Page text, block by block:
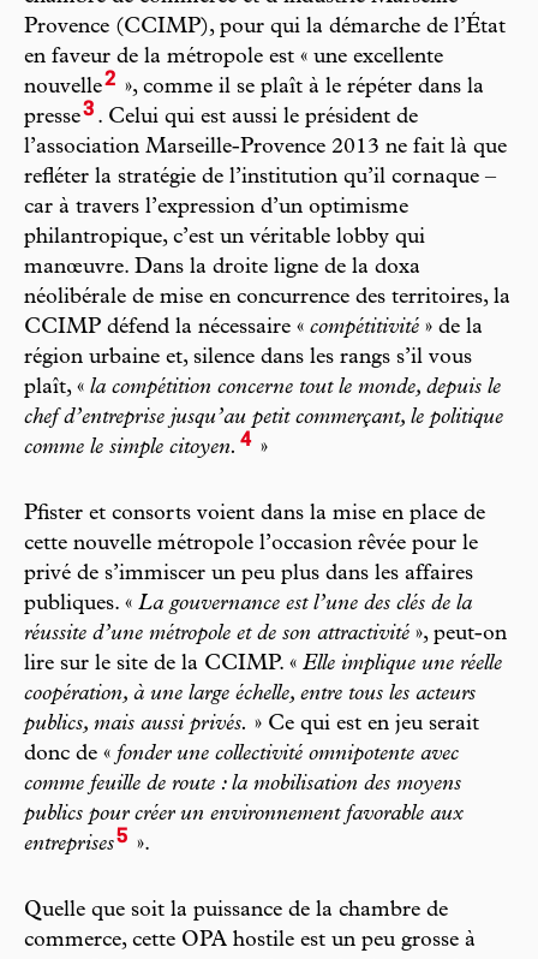
Provence (CCIMP), pour qui la démarche de l’État
en faveur de la métropole est « une excellente
nouvelle2 », comme il se plaît à le répéter dans la
presse3 . Celui qui est aussi le président de
l’association Marseille-Provence 2013 ne fait là que
refléter la stratégie de l’institution qu’il cornaque –
car à travers l’expression d’un optimisme
philantropique, c’est un véritable lobby qui
manœuvre. Dans la droite ligne de la doxa
néolibérale de mise en concurrence des territoires, la
CCIMP défend la nécessaire « compétitivité » de la
région urbaine et, silence dans les rangs s’il vous
plaît, « la compétition concerne tout le monde, depuis le
chef d’entreprise jusqu’au petit commerçant, le politique
comme le simple citoyen. 4 »
Pfister et consorts voient dans la mise en place de
cette nouvelle métropole l’occasion rêvée pour le
privé de s’immiscer un peu plus dans les affaires
publiques. « La gouvernance est l’une des clés de la
réussite d’une métropole et de son attractivité », peut-on
lire sur le site de la CCIMP. « Elle implique une réelle
coopération, à une large échelle, entre tous les acteurs
publics, mais aussi privés. » Ce qui est en jeu serait
donc de « fonder une collectivité omnipotente avec
comme feuille de route : la mobilisation des moyens
publics pour créer un environnement favorable aux
entreprises5 ».
Quelle que soit la puissance de la chambre de
commerce, cette OPA hostile est un peu grosse à